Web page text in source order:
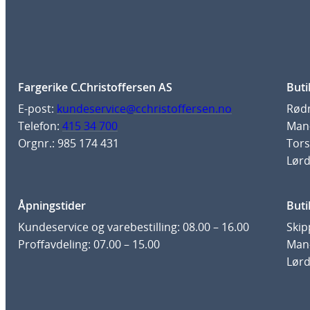
Fargerike C.Christoffersen AS
E-post: kundeservice@cchristoffersen.no
Telefon: 415 34 700
Orgnr.: 985 174 431
Åpningstider
Kundeservice og varebestilling: 08.00 – 16.00
Proffavdeling: 07.00 – 15.00